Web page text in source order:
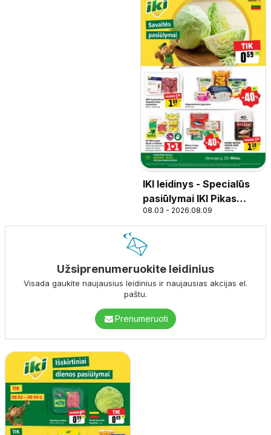
IKI leidinys - Specialūs
pasiūlymai IKI Pikas
parduotuvės klientams
08.03 - 2026.08.09
Užsiprenumeruokite leidinius
Visada gaukite naujausius leidinius ir naujausias akcijas el.
paštu.
Prenumeruoti